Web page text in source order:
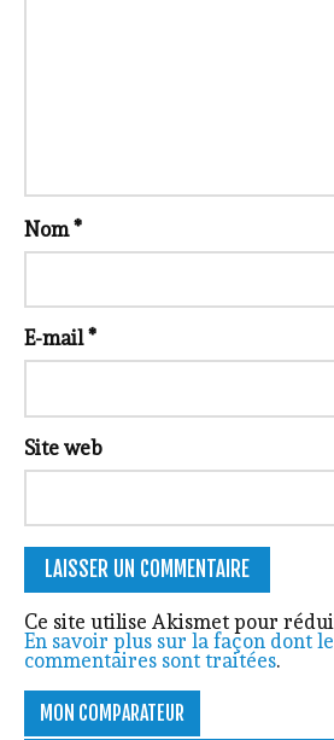
Nom*
E-mail*
Site web
Ce site utilise Akismet pour
En savoir plus sur la façon dont
commentaires sont traitées.
MON COMPARATEUR